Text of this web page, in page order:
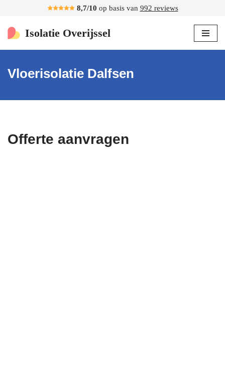
Ga
naar
inhoud
8,7/10 op basis van 992 reviews
Isolatie Overijssel
Vloerisolatie Dalfsen
Offerte aanvragen